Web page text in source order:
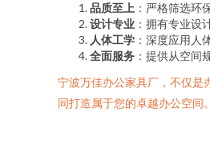
品质至上 ：严格筛选环
设计专业 ：拥有专业设
人体工学 ：深度应用人
全面服务 ：提供从空间
宁波万佳办公家具厂，不仅是
同打造属于您的卓越办公空间。